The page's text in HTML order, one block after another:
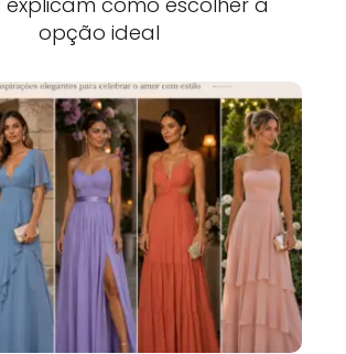
opção ideal